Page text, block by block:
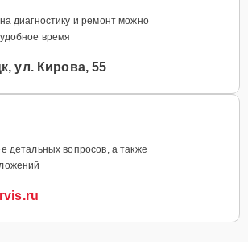
диагностику и ремонт можно
время
ул. Кирова, 55
детальных вопросов, а также